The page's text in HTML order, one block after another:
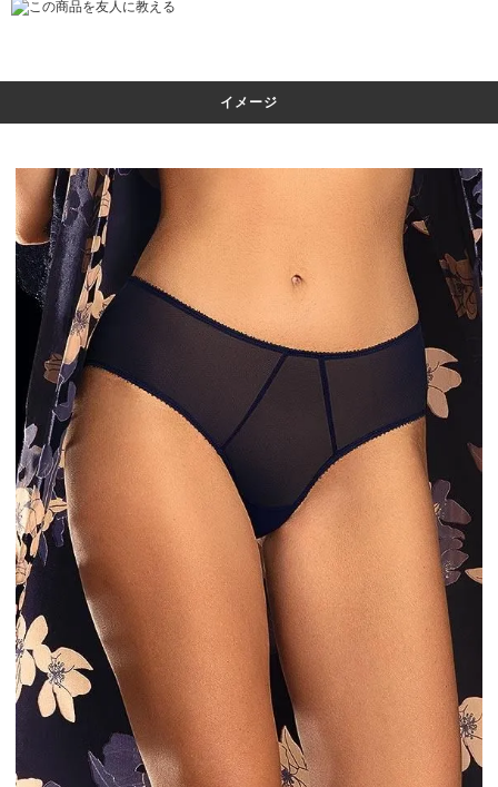
この商品を友人に教える
イメージ